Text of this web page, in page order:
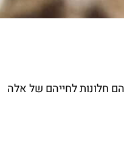
חלונות לחייהם של אלה